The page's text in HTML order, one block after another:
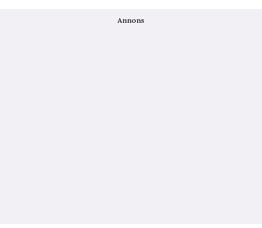
Annons